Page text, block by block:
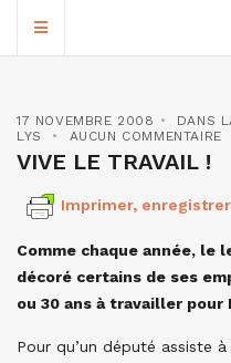
17 NOVEMBRE 2008 DANS
LYS
AUCUN COMMENTAIRE
VIVE LE TRAVAIL !
Imprimer,
Comme chaque année, le
décoré certains de ses
ou 30 ans à travailler
Pour qu’un député assiste